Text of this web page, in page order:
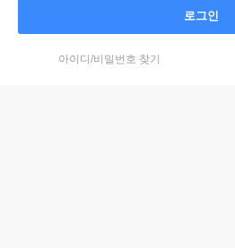
로그인
아이디/비밀번호 찾기